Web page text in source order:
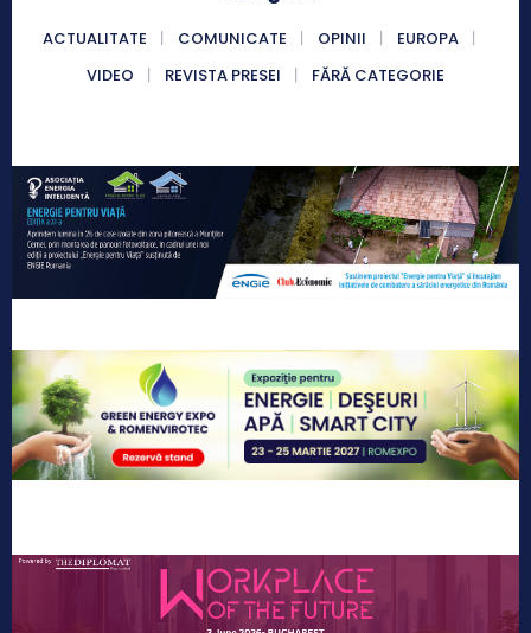
ACTUALITATE COMUNICATE OPINII
EUROPA
VIDEO
REVISTA PRESEI FĂRĂ CATEGORIE